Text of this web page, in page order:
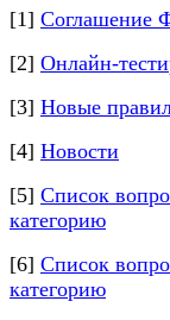
[1]
[2] Онлайн-
[3] Новые
[4] Новости
[5] Список
категорию
[6] Список
категорию